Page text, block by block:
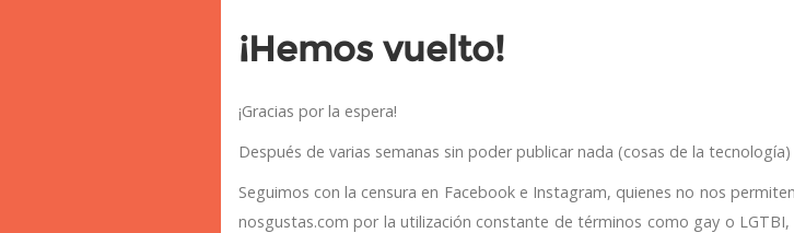
¡Hemos vuelto!
¡Gracias por la espera!
Después de varias semanas sin poder publicar nada (cosas de la
Seguimos con la censura en Facebook e Instagram, quienes no nos
nosgustas.com por la utilización constante de términos como gay o